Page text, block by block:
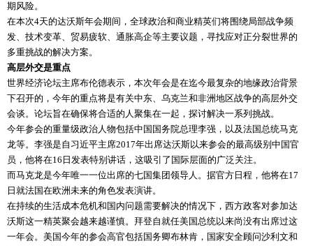
期风险。
在本次4天的达沃斯年会期间，全球政治和商业精英们将围绕局部战争频
发、技术变革、贸易疲软、通胀高企等主要议题，寻找应对正分裂世界的
多重挑战的解决方案。
高层外交是重点
世界经济论坛主席布伦德表示，本次年会是在迄今最复杂的地缘政治背景
下召开的，今年的重点将是有关中东、乌克兰和非洲地区战争的高层外交
会谈。论坛旨在确保将合适的人聚集在一起，探讨解决一系列挑战。
今年参会的重量级政治人物包括中国国务院总理李强 ，以及法国总统马克
龙等。 李强是自 习近平主席2017年出席达沃斯以来参会的最高级别中国官
员，他将在16日发表特别讲话，这吸引了国际层面的广泛关注。
而马克龙是今年唯一一位出席的七国集团领导人。据官方日程，他将在17
日就法国在欧洲未来的角色发表演讲。
在持续的生活成本危机和国内问题需要解决的情况下，西方政客对参加达
沃斯这一精英聚会越来越谨慎。拜登自就任美国总统以来尚没有出席过这
一年会。美国今年的参会高官包括国务卿布林肯，国家安全顾问沙利文和